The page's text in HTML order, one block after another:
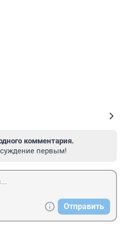
комментария.
первым!
Отправить